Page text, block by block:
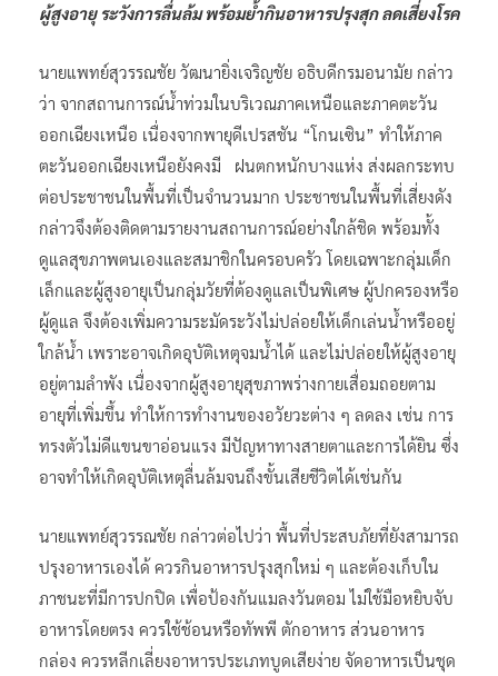
ผู้สูงอายุ ระวังการลื่นล้ม พร้อมย้ำกินอาหารปรุงสุก ลดเสี่ยงโรค
นายแพทย์สุวรรณชัย วัฒนายิ่งเจริญชัย อธิบดีกรมอนามัย กล่าว
ว่า จากสถานการณ์น้ำท่วมในบริเวณภาคเหนือและภาคตะวัน
ออกเฉียงเหนือ เนื่องจากพายุดีเปรสชัน “โกนเซิน” ทำให้ภาค
ตะวันออกเฉียงเหนือยังคงมี ฝนตกหนักบางแห่ง ส่งผลกระทบ
ต่อประชาชนในพื้นที่เป็นจำนวนมาก ประชาชนในพื้นที่เสี่ยงดัง
กล่าวจึงต้องติดตามรายงานสถานการณ์อย่างใกล้ชิด พร้อมทั้ง
ดูแลสุขภาพตนเองและสมาชิกในครอบครัว โดยเฉพาะกลุ่มเด็ก
เล็กและผู้สูงอายุเป็นกลุ่มวัยที่ต้องดูแลเป็นพิเศษ ผู้ปกครองหรือ
ผู้ดูแล จึงต้องเพิ่มความระมัดระวังไม่ปล่อยให้เด็กเล่นน้ำหรืออยู่
ใกล้น้ำ เพราะอาจเกิดอุบัติเหตุจมน้ำได้ และไม่ปล่อยให้ผู้สูงอายุ
อยู่ตามลำพัง เนื่องจากผู้สูงอายุสุขภาพร่างกายเสื่อมถอยตาม
อายุที่เพิ่มขึ้น ทำให้การทำงานของอวัยวะต่าง ๆ ลดลง เช่น การ
ทรงตัวไม่ดีแขนขาอ่อนแรง มีปัญหาทางสายตาและการได้ยิน ซึ่ง
อาจทำให้เกิดอุบัติเหตุลื่นล้มจนถึงขั้นเสียชีวิตได้เช่นกัน
นายแพทย์สุวรรณชัย กล่าวต่อไปว่า พื้นที่ประสบภัยที่ยังสามารถ
ปรุงอาหารเองได้ ควรกินอาหารปรุงสุกใหม่ ๆ และต้องเก็บใน
ภาชนะที่มีการปกปิด เพื่อป้องกันแมลงวันตอม ไม่ใช้มือหยิบจับ
อาหารโดยตรง ควรใช้ช้อนหรือทัพพี ตักอาหาร ส่วนอาหาร
กล่อง ควรหลีกเลี่ยงอาหารประเภทบูดเสียง่าย จัดอาหารเป็นชุด